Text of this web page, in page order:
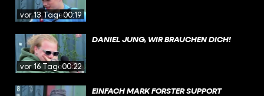
vor 13 Tagen00:19
vor 16 Tagen00:22
DANIEL JUNG, WIR BRAUCHEN DICH!
EINFACH MARK FORSTER SUPPORT